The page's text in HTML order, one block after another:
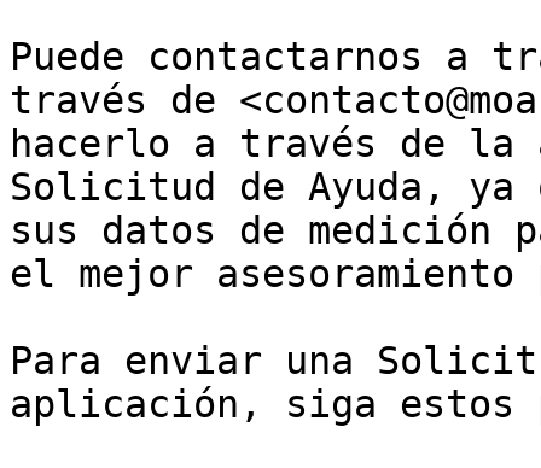
Puede contactarnos a
través de
hacerlo a través de la
Solicitud de Ayuda, ya
sus datos de medición
el mejor
Para enviar una
aplicación, siga estos